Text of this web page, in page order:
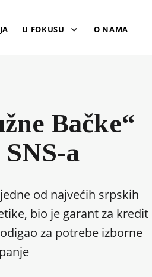
U FOKUSU O NAMA
Bačke“
a
od najvećih srpskih
bio je garant za kredit
za potrebe izborne